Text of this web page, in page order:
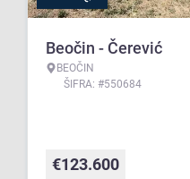
Beočin - Čerević
BEOČIN
ŠIFRA: #550684
€123.600